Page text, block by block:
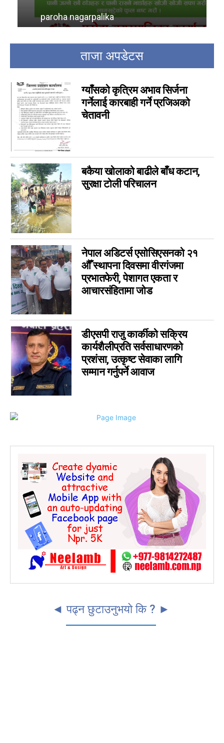
rautahat ad
bara ad 16
other ads 16
मनोरञ्जन
कृषि
विचार
कला
चर्चामा
अन्तर्वार्ता
बागमती
आम सञ्चार प्राधिकरणको विज्ञापन
फिचर
लुम्बिनी
गण्डकी 0
इपेपर
कर्णाली
सम्पादकीय
जीवनशैली
राशिफल
कविता
सुदूरपश्चिम
paroha nagarpalika
ताजा अपडेटस
ग्याँसको कृत्रिम अभाव सिर्जना
गर्नेलाई कारबाही गर्ने प्रजिअको
चेतावनी
बकैया खोलाको बाढीले बाँध कटान,
सुरक्षा टोली परिचालन
नेपाल अडिटर्स एसोसिएसनको २१
औँ स्थापना दिवसमा वीरगंजमा
प्रभातफेरी, पेशागत एकता र
आचारसंहितामा जोड
डीएसपी राजु कार्कीको सक्रिय
कार्यशैलीप्रति सर्वसाधारणको
प्रशंसा, उत्कृष्ट सेवाका लागि
सम्मान गर्नुपर्ने आवाज
◄ पढ्न छुटाउनुभयो कि ? ►